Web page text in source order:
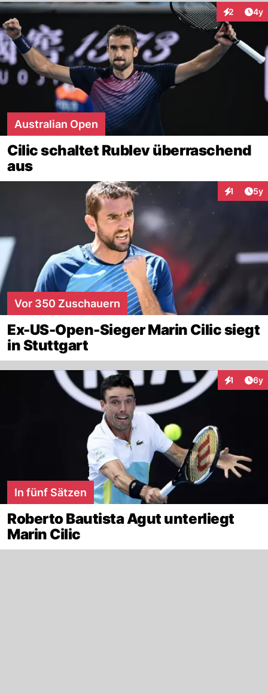
2 4y
Australian Open
Cilic schaltet Rublev überraschend
aus
1 5y
Vor 350 Zuschauern
Ex-US-Open-Sieger Marin Cilic siegt
in Stuttgart
1 6y
In fünf Sätzen
Roberto Bautista Agut unterliegt
Marin Cilic